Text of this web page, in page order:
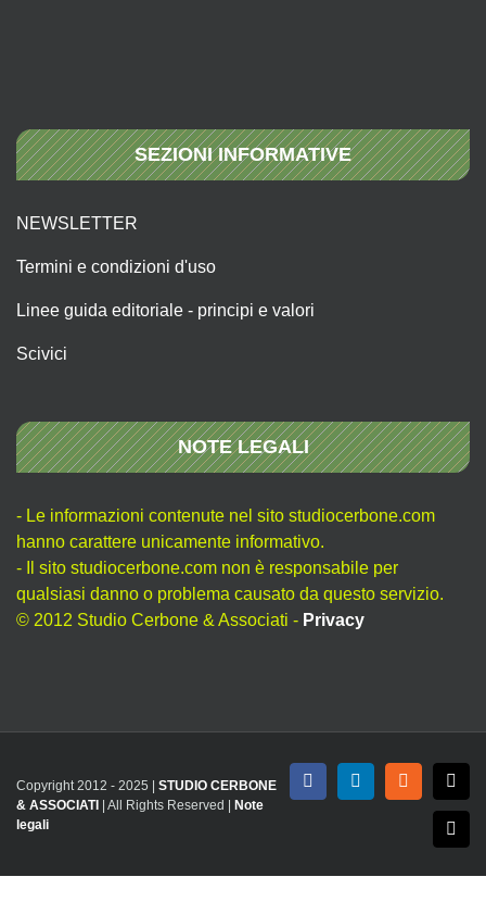
SEZIONI INFORMATIVE
NEWSLETTER
Termini e condizioni d'uso
Linee guida editoriale - principi e valori
Scivici
NOTE LEGALI
- Le informazioni contenute nel sito studiocerbone.com
hanno carattere unicamente informativo.
- Il sito studiocerbone.com non è responsabile per
qualsiasi danno o problema causato da questo servizio.
© 2012 Studio Cerbone & Associati - Privacy
Copyright 2012 - 2025 | STUDIO CERBONE
& ASSOCIATI
| All Rights Reserved |
Note
legali
FacebookLinkedInRss X